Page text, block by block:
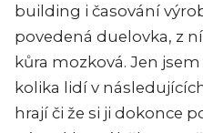
building i časování
povedená duelovka, z
kůra mozková. Jen
kolika lidí v
hrají či že si ji dokonce